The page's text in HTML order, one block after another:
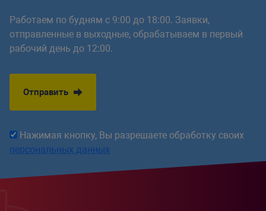
Работаем по будням с 9:00 до 18:00. Заявки,
отправленные в выходные, обрабатываем в первый
рабочий день до 12:00.
Отправить
Нажимая кнопку, Вы разрешаете обработку своих
персональных данных